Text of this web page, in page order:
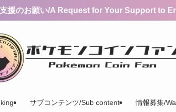
援のお願い/A Request for Your Support to
サブコンテンツ/Sub content 情報募集/